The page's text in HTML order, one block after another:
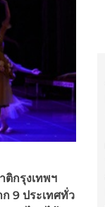
กรุงเทพฯ
9 ประเทศทั่ว